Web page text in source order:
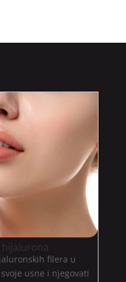
filera u
usne i njegovati